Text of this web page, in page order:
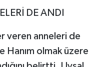
DE ANDI
veren anneleri de
Hanım olmak üzere